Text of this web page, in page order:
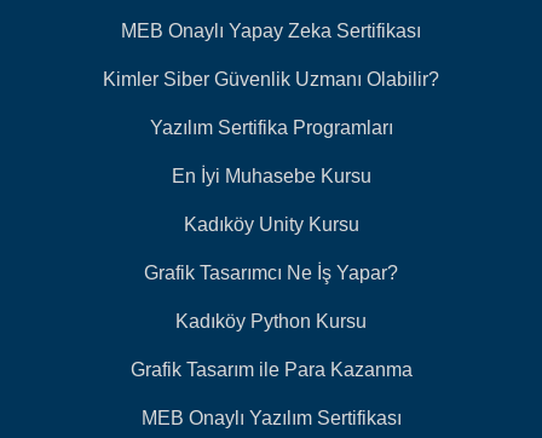
MEB Onaylı Yapay Zeka Sertifikası
Kimler Siber Güvenlik Uzmanı Olabilir?
Yazılım Sertifika Programları
En İyi Muhasebe Kursu
Kadıköy Unity Kursu
Grafik Tasarımcı Ne İş Yapar?
Kadıköy Python Kursu
Grafik Tasarım ile Para Kazanma
MEB Onaylı Yazılım Sertifikası